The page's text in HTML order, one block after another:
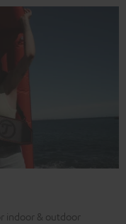
indoor & outdoor